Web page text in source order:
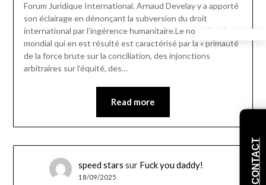
Forum Juridique International. Arnaud Develay y a apporté
son éclairage en dénonçant la subversion du droit
international par l’ingérence humanitaire.Le nouvel ordre
mondial qui en est résulté est caractérisé par la « primauté
de la force brute sur la conciliation, des injonctions
arbitraires sur l’équité, des…
Read more
speed stars sur Fuck you daddy!
18/09/2025 CONTACT